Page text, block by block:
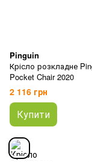
Pinguin
Крісло розкладне
Pocket Chair 2020
2 116 грн
Купити